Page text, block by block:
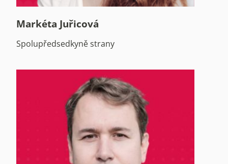
Markéta Juřicová
Spolupředsedkyně strany